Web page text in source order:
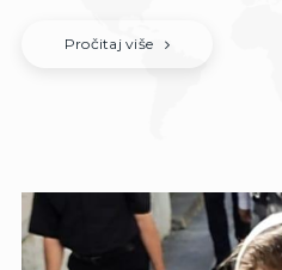
Pročitaj više